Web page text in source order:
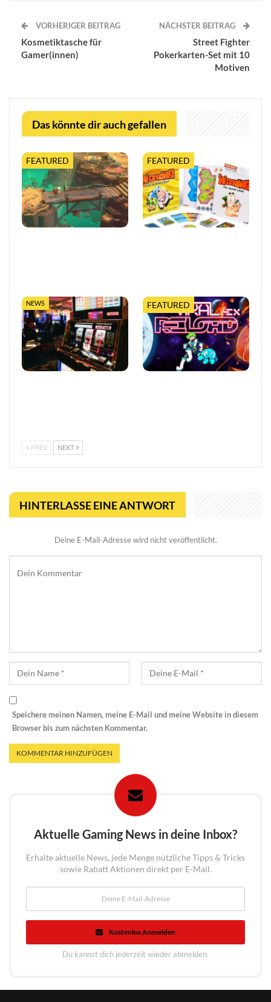
VORHERIGER BEITRAG
Kosmetiktasche für
Gamer(innen)
NÄCHSTER BEITRAG
Street Fighter
Pokerkarten-Set mit 10
Motiven
Das könnte dir auch gefallen
FEATURED FEATURED
NEWS FEATURED
PREV NEXT
HINTERLASSE EINE ANTWORT
Deine E-Mail-Adresse wird nicht veröffentlicht.
Speichere meinen Namen, meine E-Mail und meine Website in diesem
Browser bis zum nächsten Kommentar.
Aktuelle Gaming News in deine Inbox?
Erhalte aktuelle News, jede Menge nützliche Tipps & Tricks
sowie Rabatt Aktionen direkt per E-Mail.
Kostenlos Anmelden
Du kannst dich jederzeit wieder abmelden.